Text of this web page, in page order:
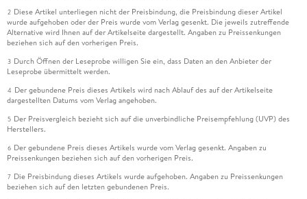
2 Diese Artikel unterliegen nicht der Preisbindung, die Preisbindung dieser Artikel
wurde aufgehoben oder der Preis wurde vom Verlag gesenkt. Die jeweils zutreffende
Alternative wird Ihnen auf der Artikelseite dargestellt. Angaben zu Preissenkungen
beziehen sich auf den vorherigen Preis.
3 Durch Öffnen der Leseprobe willigen Sie ein, dass Daten an den Anbieter der
Leseprobe übermittelt werden.
4 Der gebundene Preis dieses Artikels wird nach Ablauf des auf der Artikelseite
dargestellten Datums vom Verlag angehoben.
5 Der Preisvergleich bezieht sich auf die unverbindliche Preisempfehlung (UVP) des
Herstellers.
6 Der gebundene Preis dieses Artikels wurde vom Verlag gesenkt. Angaben zu
Preissenkungen beziehen sich auf den vorherigen Preis.
7 Die Preisbindung dieses Artikels wurde aufgehoben. Angaben zu Preissenkungen
beziehen sich auf den letzten gebundenen Preis.